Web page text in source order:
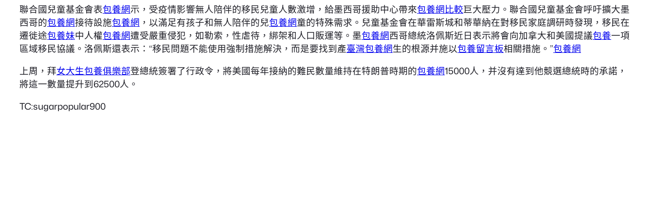
聯合國兒童基金會表包養網示，受疫情影響無人陪伴的移民兒童人數激增，給墨西哥援助中心帶來包養網比較巨大壓力。聯合國兒童基金會呼吁擴大墨
西哥的包養網接待設施包養網 ，以滿足有孩子和無人陪伴的兒包養網童的特殊需求。兒童基金會在華雷斯城和蒂華納在對移民家庭調研時發現，移民在
遷徙途包養妹中人權包養網遭受嚴重侵犯，如勒索，性虐待，綁架和人口販運等。墨包養網西哥總統洛佩斯近日表示將會向加拿大和美國提議包養一項
區域移民協議。洛佩斯還表示：“移民問題不能使用強制措施解決，而是要找到產臺灣包養網生的根源并施以包養留言板相關措施。”包養網
上周，拜女大生包養俱樂部登總統簽署了行政令，將美國每年接納的難民數量維持在特朗普時期的包養網15000人，并沒有達到他競選總統時的承諾，
將這一數量提升到62500人。
TC:sugarpopular900